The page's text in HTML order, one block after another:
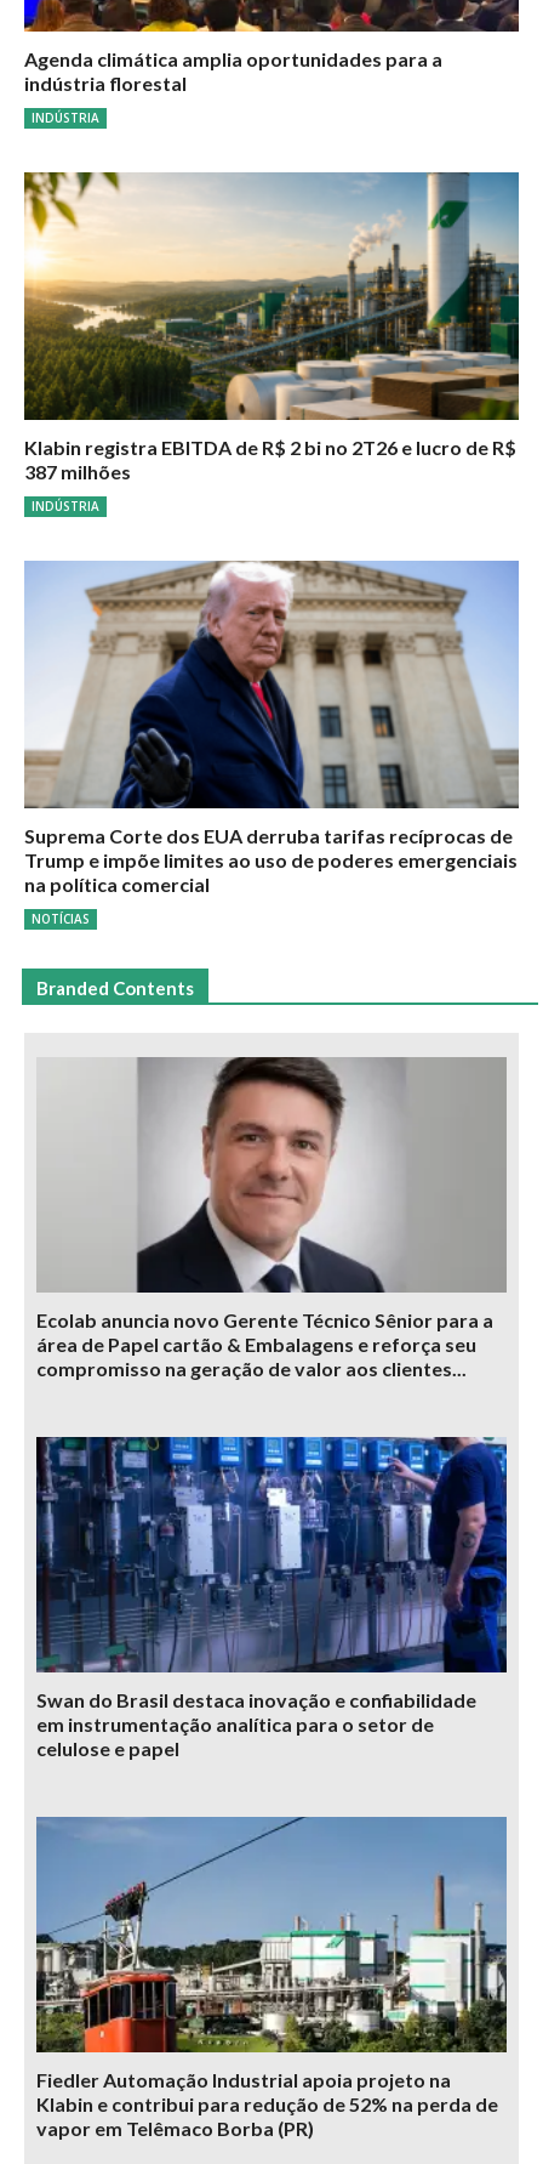
Agenda climática amplia oportunidades para a
indústria florestal
INDÚSTRIA
Klabin registra EBITDA de R$ 2 bi no 2T26 e lucro de R$
387 milhões
INDÚSTRIA
Suprema Corte dos EUA derruba tarifas recíprocas de
Trump e impõe limites ao uso de poderes emergenciais
na política comercial
NOTÍCIAS
Branded Contents
Ecolab anuncia novo Gerente Técnico Sênior para a
área de Papel cartão & Embalagens e reforça seu
compromisso na geração de valor aos clientes...
Swan do Brasil destaca inovação e confiabilidade
em instrumentação analítica para o setor de
celulose e papel
Fiedler Automação Industrial apoia projeto na
Klabin e contribui para redução de 52% na perda de
vapor em Telêmaco Borba (PR)